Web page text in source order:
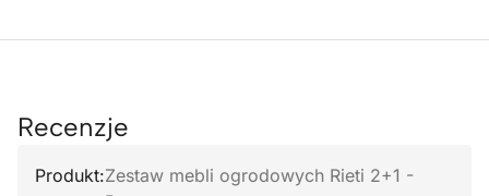
Recenzje
Produkt:Zestaw mebli ogrodowych Rieti 2+1 -